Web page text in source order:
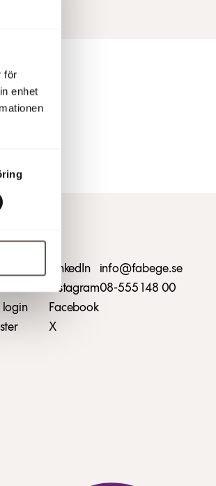
för
enhet
login
LinkedIn
Instagram
Facebook
X
info@fabege.se
08-555 148 00